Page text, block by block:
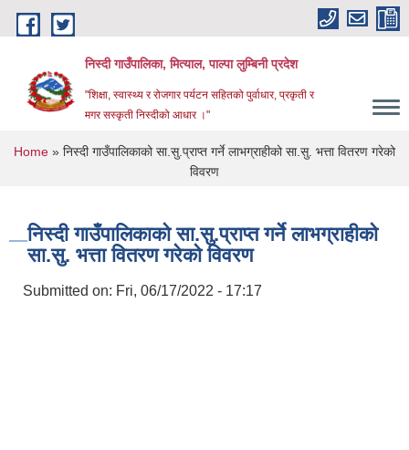
Skip to main content
निस्दी गाउँपालिका, मित्याल, पाल्पा लुम्बिनी प्रदेश
"शिक्षा, स्वास्थ्य र रोजगार पर्यटन सहितको पुर्वाधार, प्रकृती र
मगर सस्कृती निस्दीको आधार ।"
You are here
Home » निस्दी गाउँपालिकाको सा.सु.प्राप्त गर्ने लाभग्राहीको सा.सु. भत्ता वितरण गरेको
विवरण
निस्दी गाउँपालिकाको सा.सु.प्राप्त गर्ने लाभग्राहीको
सा.सु. भत्ता वितरण गरेको विवरण
Submitted on: Fri, 06/17/2022 - 17:17